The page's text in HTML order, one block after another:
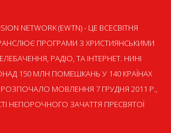
NETWORK (EWTN) - ЦЕ ВСЕСВІТНЯ
ПРОГРАМИ З ХРИСТИЯНСЬКИМИ
РАДІО, ТА ІНТЕРНЕТ. НИНІ
150 МЛН ПОМЕШКАНЬ У 140 КРАЇНАХ
РОЗПОЧАЛО МОВЛЕННЯ 7 ГРУДНЯ 2011 Р.,
НЕПОРОЧНОГО ЗАЧАТТЯ ПРЕСВЯТОЇ